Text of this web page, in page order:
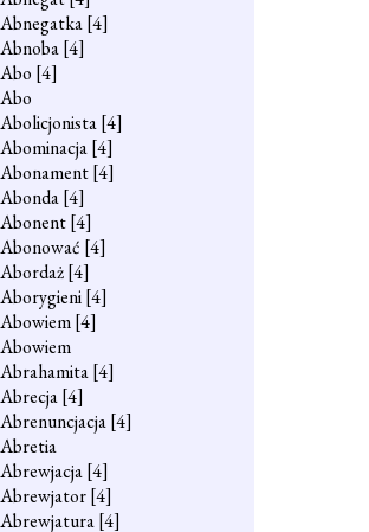
Abnegatka[4]
Abnoba[4]
Abo [4]
Abo
Abolicjonista[4]
Abominacja[4]
Abonament[4]
Abonda[4]
Abonent[4]
Abonować [4]
Abordaż[4]
Aborygieni[4]
Abowiem[4]
Abowiem
Abrahamita[4]
Abrecja[4]
Abrenuncjacja[4]
Abretia
Abrewjacja[4]
Abrewjator[4]
Abrewjatura[4]